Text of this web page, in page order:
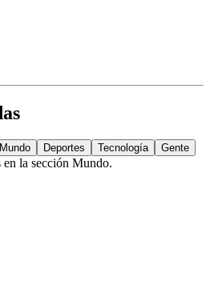
Mundo Deportes Tecnología Gente
la sección Mundo.